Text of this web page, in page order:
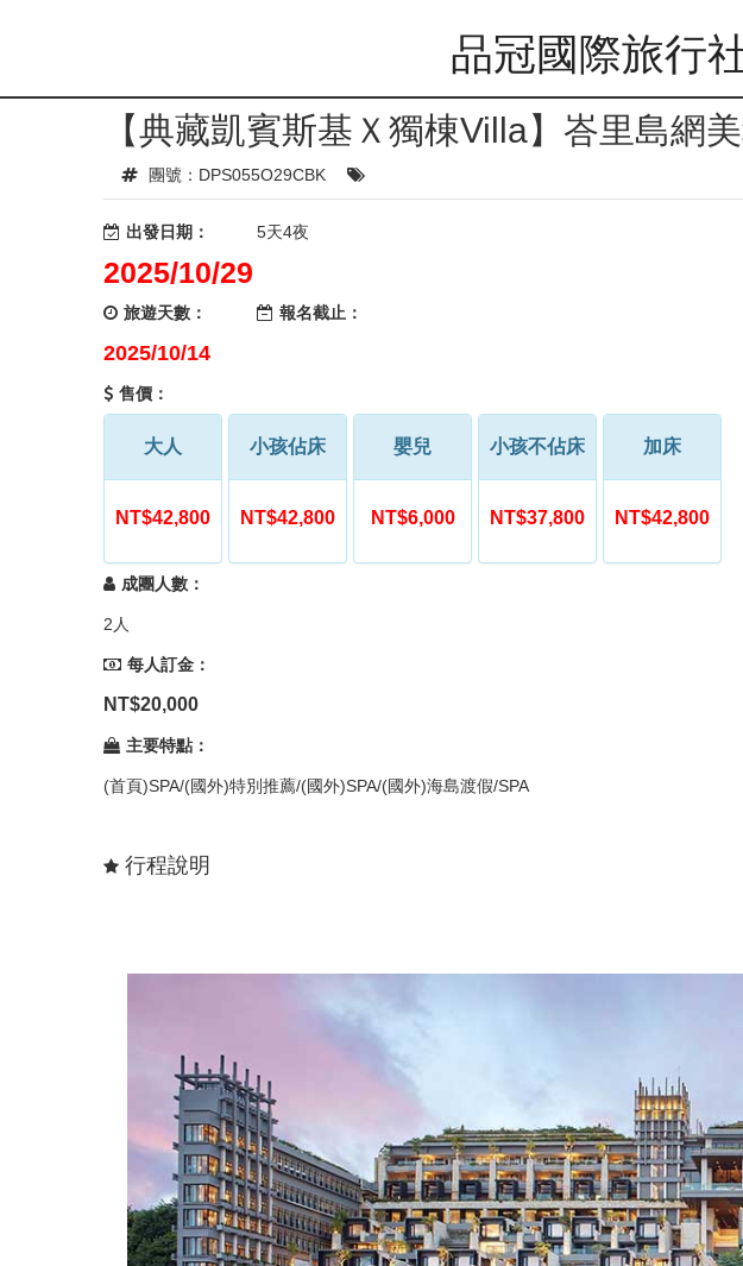
品冠國際旅行
【典藏凱賓斯基Ｘ獨棟Villa】峇里島網
團號：DPS055O29CBK
出發日期：
2025/10/29
旅遊天數：
5天4夜
報名截止：
2025/10/14
售價：
大人
NT$42,800
小孩佔床
NT$42,800
嬰兒
NT$6,000
小孩不佔床
NT$37,800
加床
NT$42,800
成團人數：
2人
每人訂金：
NT$20,000
主要特點：
(首頁)SPA/(國外)特別推薦/(國外)SPA/(國外)海島渡假/SPA
行程說明